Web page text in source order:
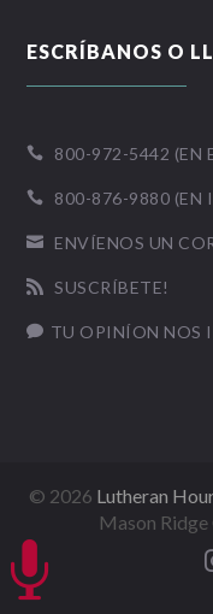
ESCRÍBANOS O
 800-972-5442 (EN
 800-876-9880 (EN
 ENVÍENOS UN
 SUSCRÍBETE!
 TU OPINÍON NOS
© 2026 Lutheran
Mason Ridge
